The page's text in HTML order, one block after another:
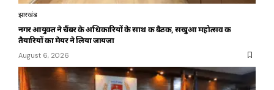
झारखंड
नगर आयुक्त ने चैंबर के अधिकारियों के साथ की बैठक, सखुआ महोत्सव की
तैयारियों का मेयर ने लिया जायजा
August 6, 2026